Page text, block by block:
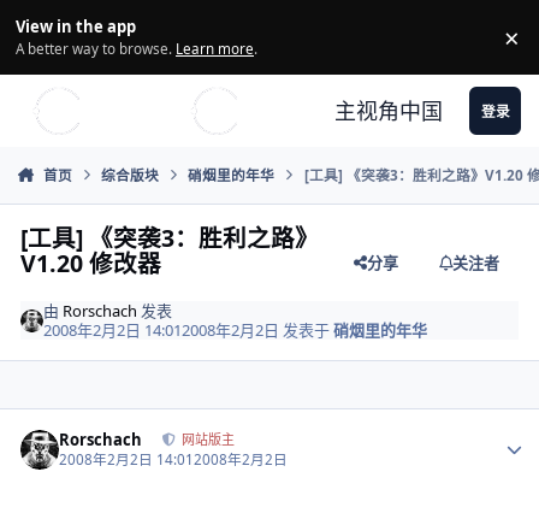
View in the app
A better way to browse. Learn more. ×
主视角中国 登录
首页 综合版块 硝烟里的年华 [工具] 《突袭3：胜利之路》V1.20
[工具] 《突袭3：胜利之路》
V1.20 修改器 分享 关注者
由 Rorschach 发表
2008年2月2日 14:012008年2月2日 发表于硝烟里的年华
Rorschach 网站版主
2008年2月2日 14:012008年2月2日